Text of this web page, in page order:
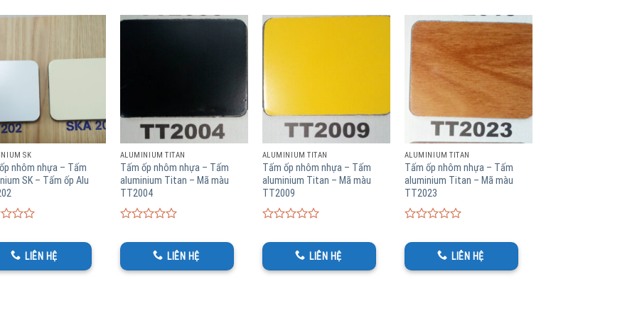
:
SK
nhôm nhựa – Tấm
SK – Tấm ốp Alu
LIÊN HỆ
ALUMINIUM TITAN
Tấm ốp nhôm nhựa – Tấm
aluminium Titan – Mã màu
TT2004
out
5
LIÊN HỆ
ALUMINIUM TITAN
Tấm ốp nhôm nhựa – Tấm
aluminium Titan – Mã màu
TT2009
out
of
5
LIÊN HỆ
ALUMINIUM TITAN
Tấm ốp nhôm nhựa – Tấm
aluminium Titan – Mã màu
TT2023
out
of
5
LIÊN HỆ